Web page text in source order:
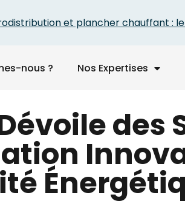
et plancher chauffant : le
nous ? Nos Expertises
Dévoile